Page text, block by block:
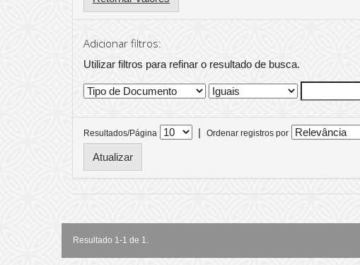
Adicionar filtros:
Utilizar filtros para refinar o resultado de busca.
Resultados/Página | Ordenar registros por
Resultado 1-1 de 1.